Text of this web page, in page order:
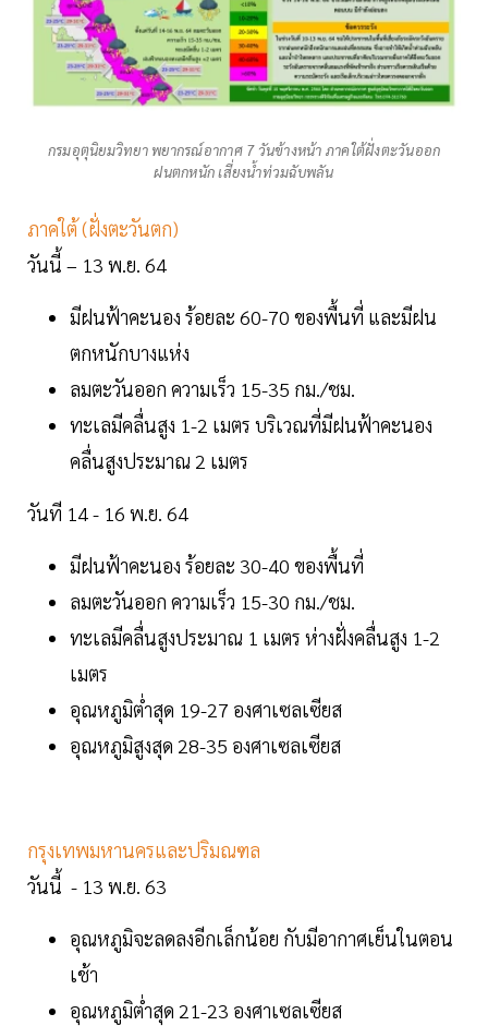
กรมอุตุนิยมวิทยา พยากรณ์อากาศ 7 วันข้างหน้า ภาคใต้ฝั่งตะวันออก
ฝนตกหนัก เสี่ยงน้ำท่วมฉับพลัน
ภาคใต้ (ฝั่งตะวันตก)
วันนี้ – 13 พ.ย. 64
มีฝนฟ้าคะนอง ร้อยละ 60-70 ของพื้นที่ และมีฝน
ตกหนักบางแห่ง
ลมตะวันออก ความเร็ว 15-35 กม./ชม.
ทะเลมีคลื่นสูง 1-2 เมตร บริเวณที่มีฝนฟ้าคะนอง
คลื่นสูงประมาณ 2 เมตร
วันที 14 - 16 พ.ย. 64
มีฝนฟ้าคะนอง ร้อยละ 30-40 ของพื้นที่
ลมตะวันออก ความเร็ว 15-30 กม./ชม.
ทะเลมีคลื่นสูงประมาณ 1 เมตร ห่างฝั่งคลื่นสูง 1-2
เมตร
อุณหภูมิต่ำสุด 19-27 องศาเซลเซียส
อุณหภูมิสูงสุด 28-35 องศาเซลเซียส
กรุงเทพมหานครและปริมณฑล
วันนี้ - 13 พ.ย. 63
อุณหภูมิจะลดลงอีกเล็กน้อย กับมีอากาศเย็นในตอน
เช้า
อุณหภูมิต่ำสุด 21-23 องศาเซลเซียส